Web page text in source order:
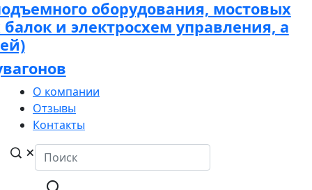
оборудования, мостовых
и электросхем управления, а
О компании
Отзывы
Контакты